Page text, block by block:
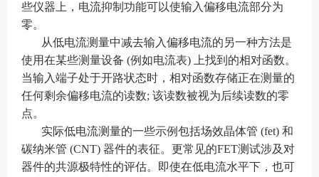
些仪器上，电流抑制功能可以使输入偏移电流部分为
零。
从低电流测量中减去输入偏移电流的另一种方法是
使用在某些测量设备 (例如电流表) 上找到的相对函数。
当输入端子处于开路状态时，相对函数存储正在测量的
任何剩余偏移电流的读数; 该读数被视为后续读数的零
点。
实际低电流测量的一些示例包括场效晶体管 (fet) 和
碳纳米管 (CNT) 器件的表征。更常见的FET测试涉及对
器件的共源极特性的评估。即使在低电流水平下，也可